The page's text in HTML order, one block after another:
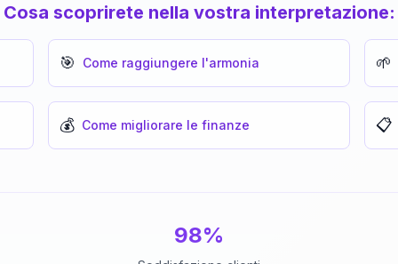
Cosa scoprirete nella vostra interpretazione:
🎯 Come raggiungere l'armonia 🌱
💰 Come migliorare le finanze 📋
98%